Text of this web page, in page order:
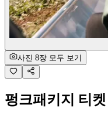
사진 8장 모두 보기
펑크패키지 티